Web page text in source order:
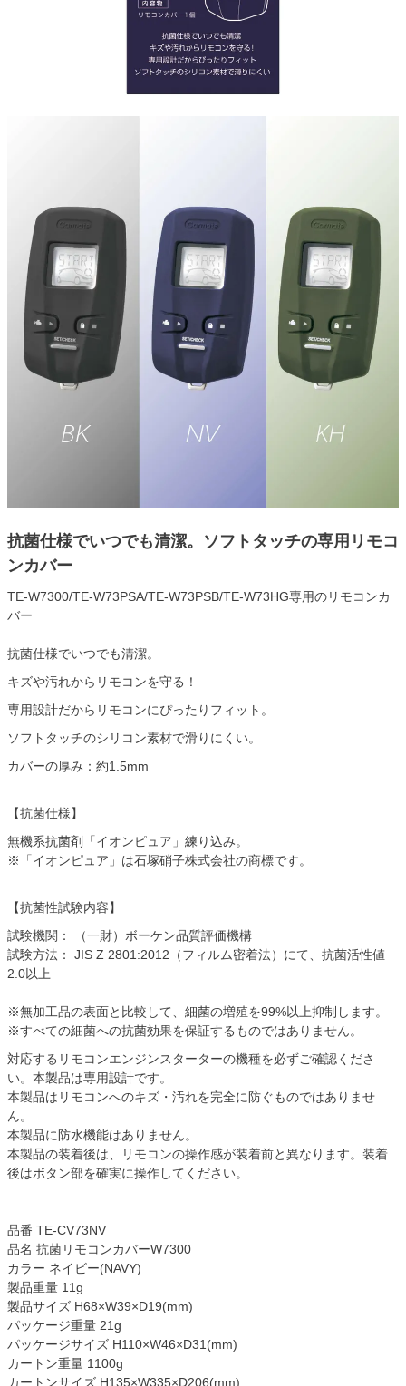
抗菌仕様でいつでも清潔。ソフトタッチの専用リモコ
ンカバー
TE-W7300/TE-W73PSA/TE-W73PSB/TE-W73HG専用のリモコンカ
バー
抗菌仕様でいつでも清潔。
キズや汚れからリモコンを守る！
専用設計だからリモコンにぴったりフィット。
ソフトタッチのシリコン素材で滑りにくい。
カバーの厚み：約1.5mm
【抗菌仕様】
無機系抗菌剤「イオンピュア」練り込み。
※「イオンピュア」は石塚硝子株式会社の商標です。
【抗菌性試験内容】
試験機関： （一財）ボーケン品質評価機構
試験方法： JIS Z 2801:2012（フィルム密着法）にて、抗菌活性値
2.0以上
※無加工品の表面と比較して、細菌の増殖を99%以上抑制します。
※すべての細菌への抗菌効果を保証するものではありません。
対応するリモコンエンジンスターターの機種を必ずご確認くださ
い。本製品は専用設計です。
本製品はリモコンへのキズ・汚れを完全に防ぐものではありませ
ん。
本製品に防水機能はありません。
本製品の装着後は、リモコンの操作感が装着前と異なります。装着
後はボタン部を確実に操作してください。
品番 TE-CV73NV
品名 抗菌リモコンカバーW7300
カラー ネイビー(NAVY)
製品重量 11g
製品サイズ H68×W39×D19(mm)
パッケージ重量 21g
パッケージサイズ H110×W46×D31(mm)
カートン重量 1100g
カートンサイズ H135×W335×D206(mm)